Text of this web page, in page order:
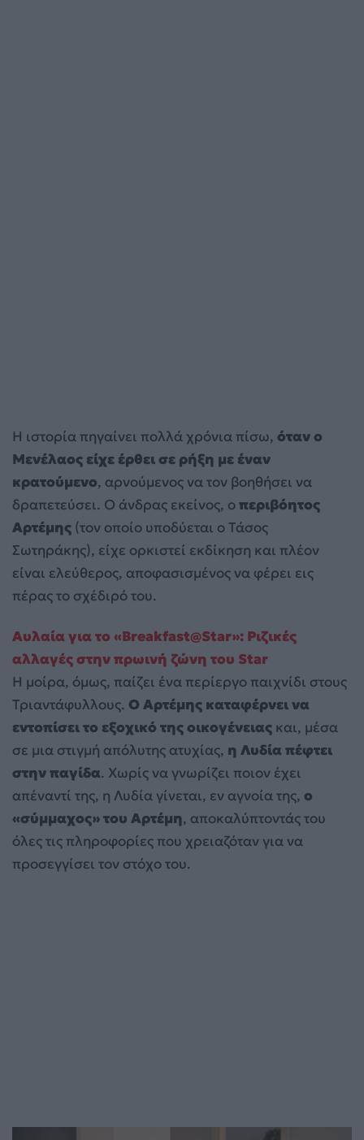
Η ιστορία πηγαίνει πολλά χρόνια πίσω, όταν ο
Μενέλαος είχε έρθει σε ρήξη με έναν
κρατούμενο, αρνούμενος να τον βοηθήσει να
δραπετεύσει. Ο άνδρας εκείνος, οπεριβόητος
Αρτέμης (τον οποίο υποδύεται ο Τάσος
Σωτηράκης), είχε ορκιστεί εκδίκηση και πλέον
είναι ελεύθερος, αποφασισμένος να φέρει εις
πέρας το σχέδιρό του.
Αυλαία για το «Breakfast@Star»: Ριζικές
αλλαγές στην πρωινή ζώνη του Star
Η μοίρα, όμως, παίζει ένα περίεργο παιχνίδι στους
Τριαντάφυλλους. Ο Αρτέμης καταφέρνει να
εντοπίσει το εξοχικό της οικογένειας και, μέσα
σε μια στιγμή απόλυτης ατυχίας, η Λυδία πέφτει
στην παγίδα. Χωρίς να γνωρίζει ποιον έχει
απέναντί της, η Λυδία γίνεται, εν αγνοία της, ο
«σύμμαχος» του Αρτέμη, αποκαλύπτοντάς του
όλες τις πληροφορίες που χρειαζόταν για να
προσεγγίσει τον στόχο του.